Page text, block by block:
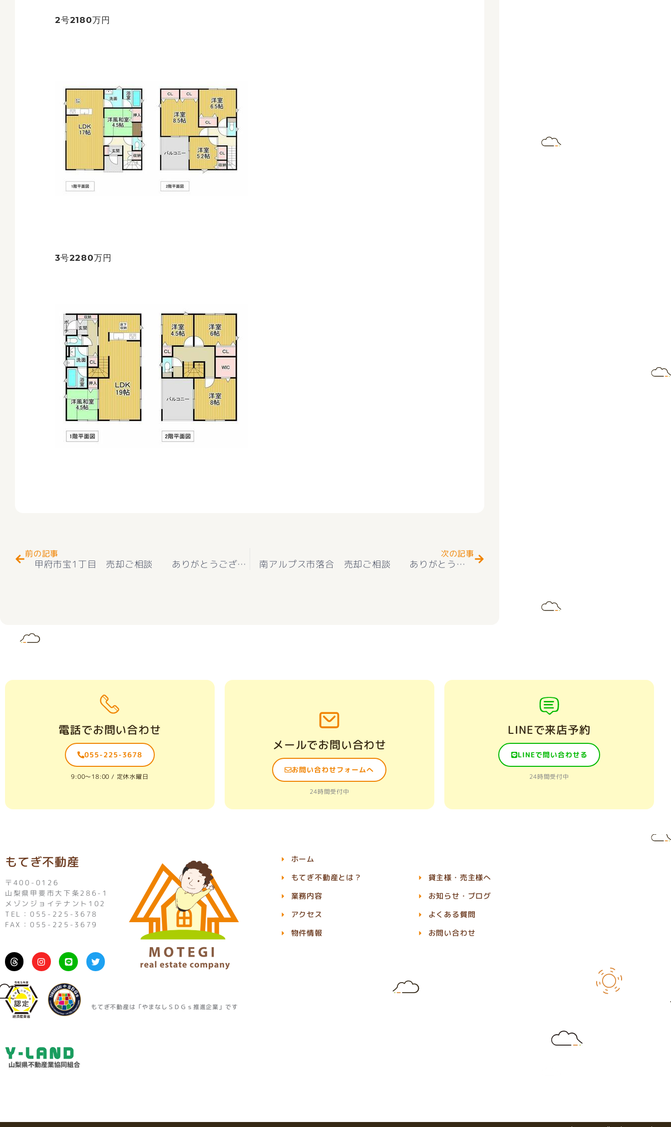
2号2180万円
3号2280万円
前の記事
甲府市宝1丁目 売却ご相談 ありがとうございました(^^♪
次の記事
南アルプス市落合 売却ご相談 ありがとうございました(^^♪
電話でお問い合わせ
055-225-3678
9:00〜18:00 / 定休水曜日
メールでお問い合わせ
お問い合わせフォームへ
24時間受付中
LINEで来店予約
LINEで問い合わせる
24時間受付中
もてぎ不動産
〒400-0126
山梨県甲斐市大下条286-1
メゾンジョイテナント102
TEL：055-225-3678
FAX：055-225-3679
I
n
s
L
i
n
e
T
w
i
r
もてぎ不動産は「やまなしＳＤＧｓ推進企業」です
ホーム
もてぎ不動産とは？
業務内容
アクセス
物件情報
貸主様・売主様へ
お知らせ・ブログ
よくある質問
お問い合わせ